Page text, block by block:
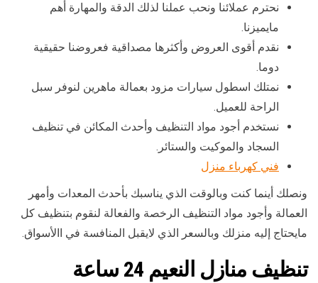
نحترم عملائنا ونحب عملنا لذلك الدقة والمهارة أهم
مايميزنا.
نقدم أقوى العروض وأكثرها مصداقية فعروضنا حقيقية
دوما.
نمتلك اسطول سيارات مزود بعمالة ماهرين لنوفر سبل
الراحة للعميل.
نستخدم أجود مواد التنظيف وأحدث المكائن في تنظيف
السجاد والموكيت والستائر.
فني كهرباء منزل
ونصلك أينما كنت وبالوقت الذي يناسبك بأحدث المعدات وأمهر
العمالة وأجود مواد التنظيف الرخصة والفعالة لنقوم بتنظيف كل
مايحتاج إليه منزلك وبالسعر الذي لايقبل المنافسة في االأسواق.
تنظيف منازل النعيم 24 ساعة